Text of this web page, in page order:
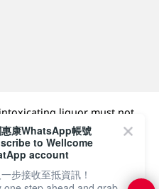
liquor must not
18) in the course of
向未成年人 (18 歲以下人士)
康WhatsApp帳號
to Wellcome
account
步接收至抵資訊！